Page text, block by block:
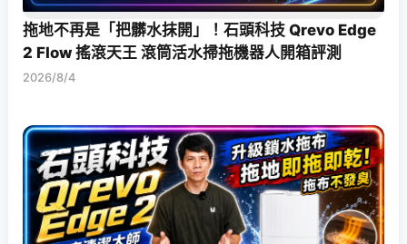
拖地不再是「把髒水抹開」！石頭科技 Qrevo Edge
2 Flow 搖滾天王 滾筒活水掃拖機器人開箱評測
2026/8/4